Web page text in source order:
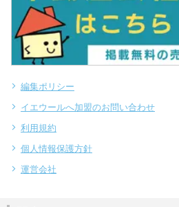
編集ポリシー
イエウールへ加盟のお問い合わせ
利用規約
個人情報保護方針
運営会社